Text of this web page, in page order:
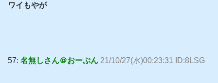
ワイもやが
57: 名無しさん＠おーぷん 21/10/27(水)00:23:31 ID:8LSG